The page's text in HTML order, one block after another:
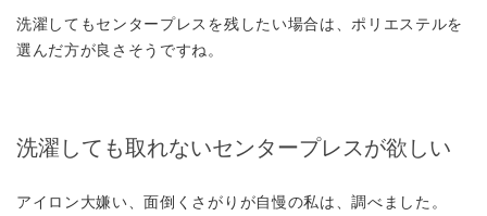
洗濯してもセンタープレスを残したい場合は、ポリエステルを
選んだ方が良さそうですね。
洗濯しても取れないセンタープレスが欲しい
アイロン大嫌い、面倒くさがりが自慢の私は、調べました。